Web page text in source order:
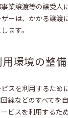
業譲渡等の譲受人
ーは、かかる譲渡
ます。
環境の整備
スを利用するため
線などのすべてを
ビスを利用するた